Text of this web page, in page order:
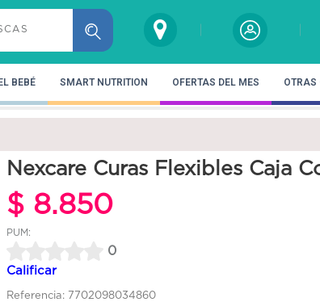
BEBÉ SMART NUTRITION OFERTAS DEL MES OTRAS
Nexcare Curas Flexibles Caja
$ 8.850
PUM:
0
Calificar
Referencia: 7702098034860